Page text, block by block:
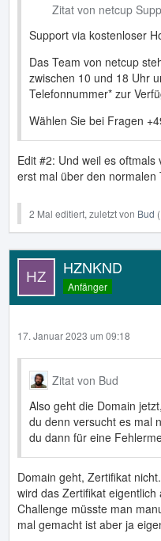
Zitat von netcup
Support via kostenloser
Das Team von netcup
zwischen 10 und 18 Uhr
Telefonnummer* zur
Wählen Sie bei Fragen
Edit #2: Und weil es
erst mal über den normalen
2 Mal editiert, zuletzt von Bud (
HZNKND
Anfänger
17. Januar 2023 um 09:18
Zitat von Bud
Also geht die Domain
du denn versucht es mal
du dann für eine
Domain geht, Zertifikat
wird das Zertifikat
Challenge müsste man
mal gemacht ist aber ja